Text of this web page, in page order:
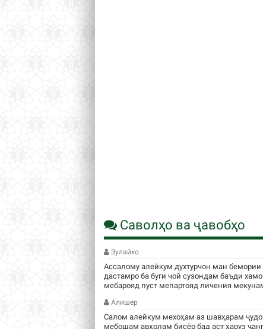
Саволҳо ва ҷавобҳо
Зулайхо
Ассалому алейкум духтурчон ман
дастамро ба буги чой сузондам баъди
мебарояд пуст мепартояд личения
Алишер
Салом алейкум мехоҳам аз шавҳарам
мебошам авҳолам бисёр бад аст ҳаруз